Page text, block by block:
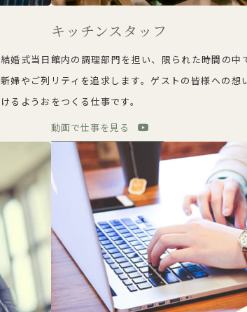
婚式当日
婦やご列
るようお
キッチンスタッフ
館内の調理部門を担い、限られた時間の中
リティを追求します。ゲストの皆様への想
をつくる仕事です。
動画で仕事を見る